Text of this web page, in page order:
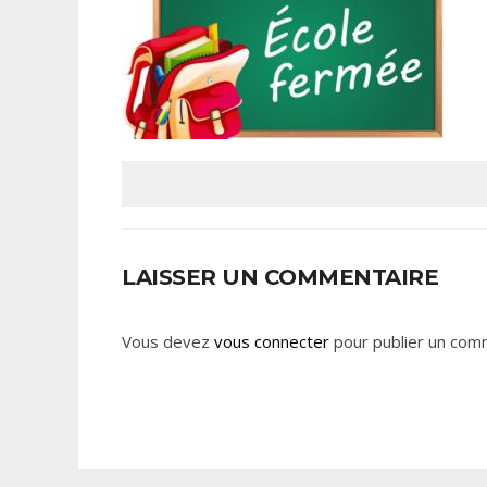
LAISSER UN COMMENTAIRE
Vous devez vous connecter pour publier un